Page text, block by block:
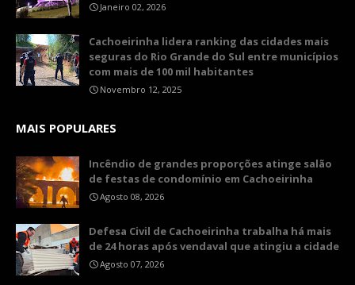
Janeiro 02, 2026
Cachoeirinha lidera ranking das cidades mais
seguras do Rio Grande do Sul entre municípios
com mais de 100 mil habitantes
Novembro 12, 2025
MAIS POPULARES
Incêndio de grandes proporções atinge salão
de festas de condomínio em Cachoeirinha
Agosto 08, 2026
Defesa Civil de Cachoeirinha trabalha há mais
de 24 horas após vendaval que atingiu a cidade
Agosto 07, 2026